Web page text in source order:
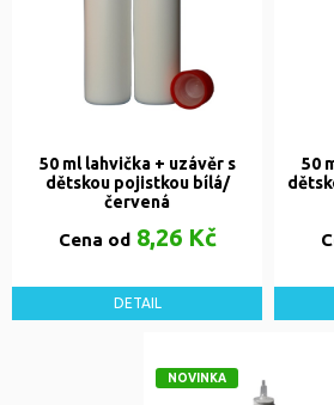
50 ml lahvička + uzávěr s
dětskou pojistkou bílá/
červená
Cena od8,26 Kč
DETAIL
50
NOVINKA